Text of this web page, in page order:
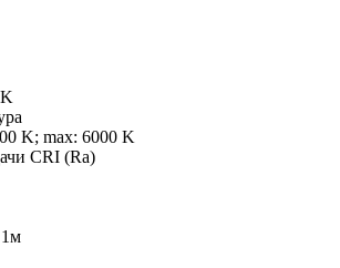
K; max: 6000 K
CRI (Ra)